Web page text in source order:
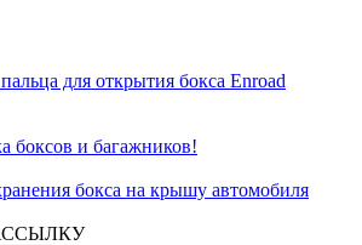
для открытия бокса Enroad
боксов и багажников!
бокса на крышу автомобиля